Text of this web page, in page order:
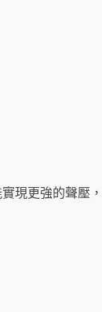
現更強的聲壓，